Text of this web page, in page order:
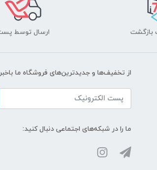
ارسال توسط
از تخفیف‌ها و جدیدترین‌های فروشگاه ما
ما را در شبکه‌های اجتماعی دنبال کنید: